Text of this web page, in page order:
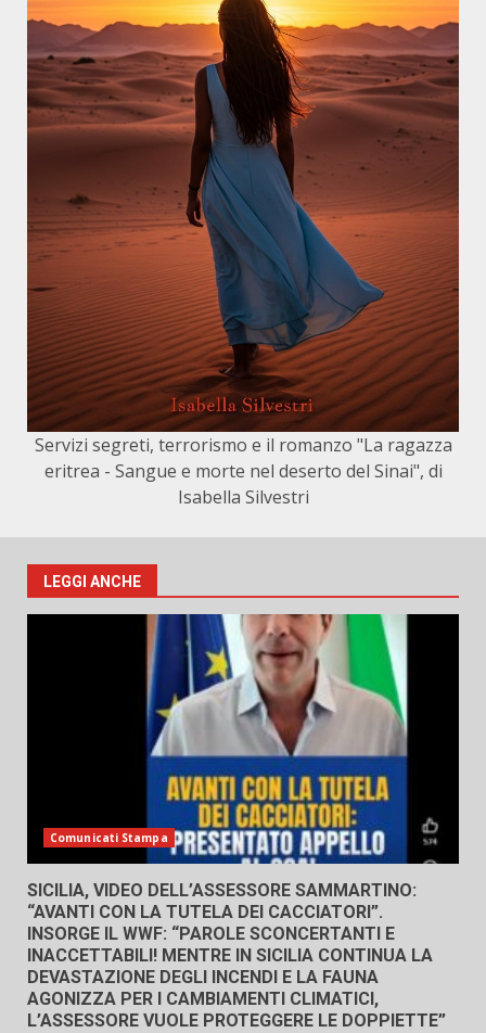
Servizi segreti, terrorismo e il romanzo "La ragazza
eritrea - Sangue e morte nel deserto del Sinai", di
Isabella Silvestri
LEGGI ANCHE
Comunicati Stampa
SICILIA, VIDEO DELL’ASSESSORE SAMMARTINO:
“AVANTI CON LA TUTELA DEI CACCIATORI”.
INSORGE IL WWF: “PAROLE SCONCERTANTI E
INACCETTABILI! MENTRE IN SICILIA CONTINUA LA
DEVASTAZIONE DEGLI INCENDI E LA FAUNA
AGONIZZA PER I CAMBIAMENTI CLIMATICI,
L’ASSESSORE VUOLE PROTEGGERE LE DOPPIETTE”